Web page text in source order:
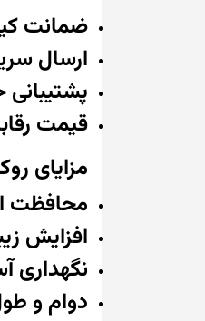
ضمانت
ارسال
قیمت
مزایای
محافظت
افزایش
نگهداری
دوام و